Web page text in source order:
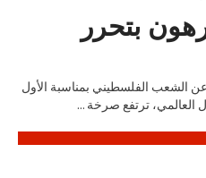
بتحرر
عن الشعب الفلسطيني بمناسبة الأول
العالمي، ترتفع صرخة ...